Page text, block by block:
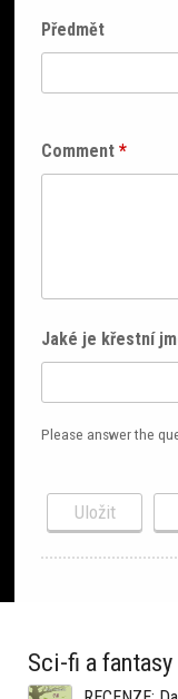
Předmět
Comment*
Jaké je křestní
Please answer the
Sci-fi a fantasy